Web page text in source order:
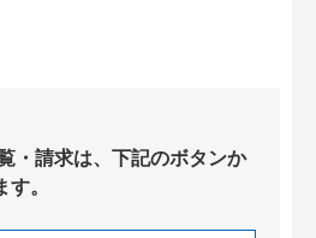
・請求は、下記のボタンか
。